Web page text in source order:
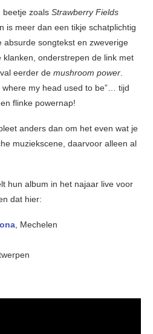
beetje zoals Strawberry Fields
is meer dan een tikje schatplichtig
absurde songtekst en zweverige
onderstrepen de link met
eerder de mushroom power
where my head used to be”… tijd
flinke powernap!
anders dan om het even wat je
muziekscene, daarvoor alleen al
hun album in het najaar live voor
dat hier:
, Mechelen